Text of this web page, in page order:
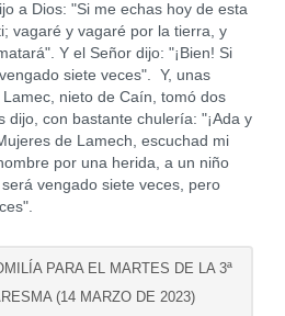
a Dios: "Si me echas hoy de esta
vagaré y vagaré por la tierra, y
Y el Señor dijo: "¡Bien! Si
siete veces". Y, unas
nieto de Caín, tomó dos
dijo, con bastante chulería: "¡Ada y
de Lamech, escuchad mi
por una herida, a un niño
vengado siete veces, pero
PARA EL MARTES DE LA 3ª
(14 MARZO DE 2023)